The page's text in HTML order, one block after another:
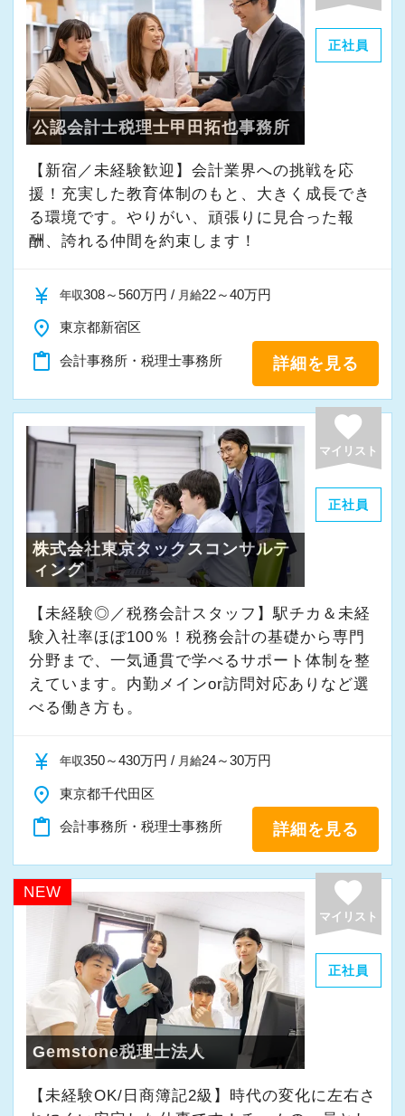
＜先輩スタッフの声＞
Q. 当事務所を選んだ理由は？
A. 幅広い業務を経験できる点に魅力を感じ、入
所を決めました。
Q. 実際に働いてみてどうですか？
A. さまざまな業務を任せてもらえるので、以前
より成長スピードが上がったと感じています。
A. 上司や先輩に相談しやすく、風通しの良い職
場だと感じています。
＜求める人材＞
・主体的に業務を進められる方
・顧客対応や提案業務に挑戦したい方
・資産税など専門性を高めたい方
・将来的にマネジメントに関わりたい方
＜まずはカジュアル面談へ＞
・事前に気軽な面談を実施
・仕事内容やキャリアを相談可
・ざっくばらんに質問OK
・納得後に選考へ進めます
・入社時期は柔軟に対応
まずはカジュアル面談からでも歓迎です
「応募する」からお気軽にご連絡ください。
正社員
公認会計士税理士甲田拓也事務所
【新宿／未経験歓迎】会計業界への挑戦を応
援！充実した教育体制のもと、大きく成長でき
る環境です。やりがい、頑張りに見合った報
酬、誇れる仲間を約束します！
currency_yen 年収308～560万円 / 月給22～40万円
place 東京都新宿区
content_paste 会計事務所・税理士事務所 詳細を見る
favorite
マイリスト
正社員
株式会社東京タックスコンサルテ
ィング
【未経験◎／税務会計スタッフ】駅チカ＆未経
験入社率ほぼ100％！税務会計の基礎から専門
分野まで、一気通貫で学べるサポート体制を整
えています。内勤メインor訪問対応ありなど選
べる働き方も。
currency_yen 年収350～430万円 / 月給24～30万円
place 東京都千代田区
content_paste 会計事務所・税理士事務所 詳細を見る
NEW favorite
マイリスト
正社員
Gemstone税理士法人
【未経験OK/日商簿記2級】時代の変化に左右さ